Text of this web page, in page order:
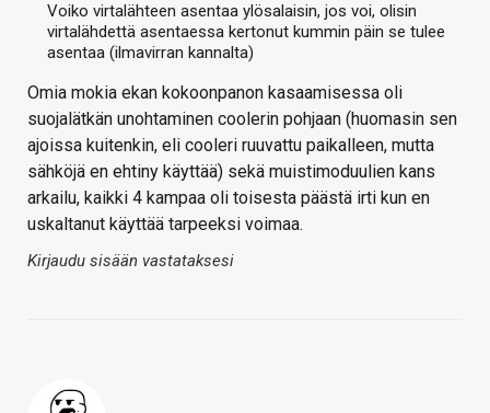
Voiko virtalähteen asentaa ylösalaisin, jos voi, olisin
virtalähdettä asentaessa kertonut kummin päin se tulee
asentaa (ilmavirran kannalta)
Omia mokia ekan kokoonpanon kasaamisessa oli
suojalätkän unohtaminen coolerin pohjaan (huomasin sen
ajoissa kuitenkin, eli cooleri ruuvattu paikalleen, mutta
sähköjä en ehtiny käyttää) sekä muistimoduulien kans
arkailu, kaikki 4 kampaa oli toisesta päästä irti kun en
uskaltanut käyttää tarpeeksi voimaa.
Kirjaudu sisään vastataksesi